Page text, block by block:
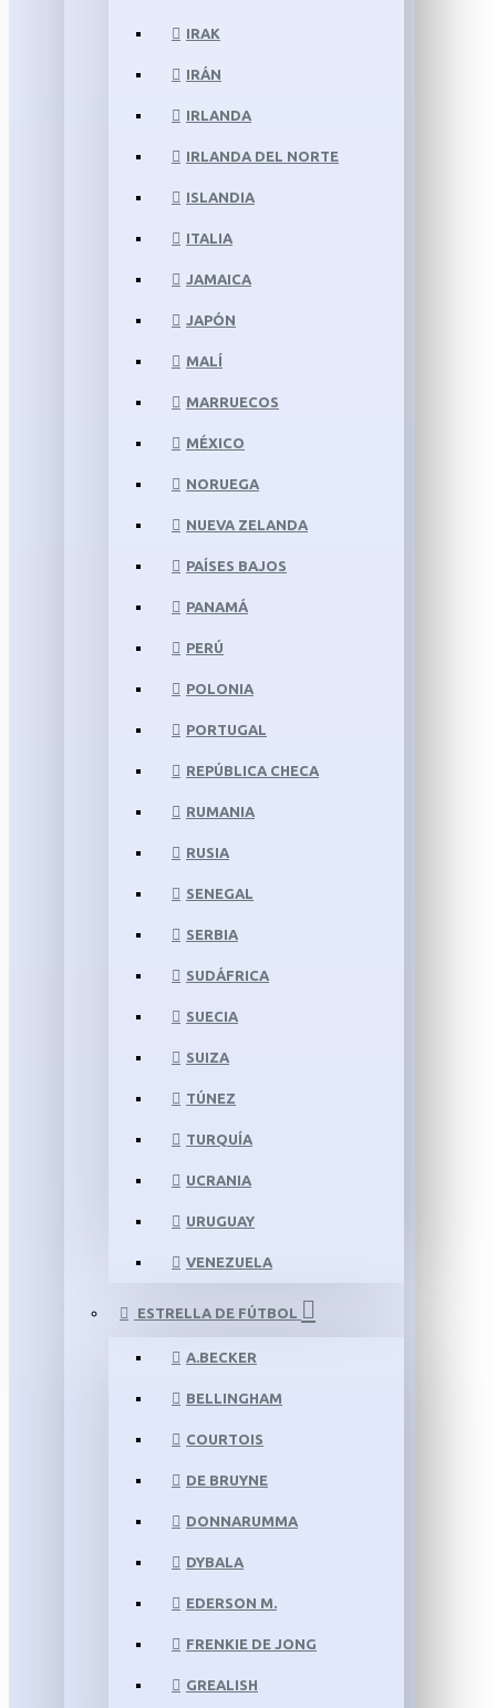
IRAK
IRÁN
IRLANDA
IRLANDA DEL NORTE
ISLANDIA
ITALIA
JAMAICA
JAPÓN
MALÍ
MARRUECOS
MÉXICO
NORUEGA
NUEVA ZELANDA
PAÍSES BAJOS
PANAMÁ
PERÚ
POLONIA
PORTUGAL
REPÚBLICA CHECA
RUMANIA
RUSIA
SENEGAL
SERBIA
SUDÁFRICA
SUECIA
SUIZA
TÚNEZ
TURQUÍA
UCRANIA
URUGUAY
VENEZUELA
ESTRELLA DE FÚTBOL
A.BECKER
BELLINGHAM
COURTOIS
DE BRUYNE
DONNARUMMA
DYBALA
EDERSON M.
FRENKIE DE JONG
GREALISH